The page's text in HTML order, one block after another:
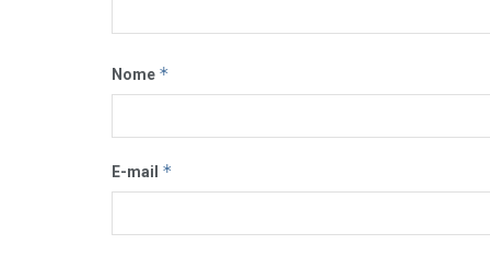
Nome *
E-mail *